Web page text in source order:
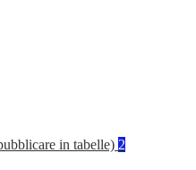
in tabelle) 2